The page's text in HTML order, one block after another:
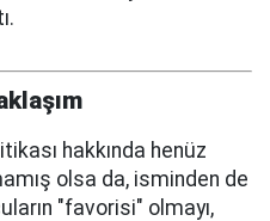
hakkında henüz
olsa da, isminden de
"favorisi" olmayı,